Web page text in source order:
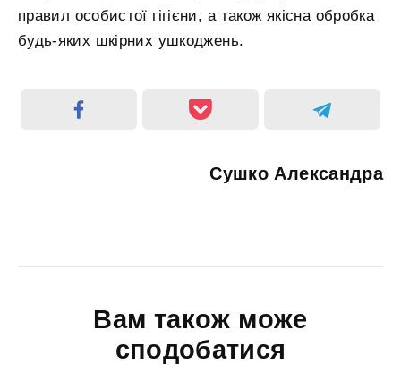
правил особистої гігієни, а також якісна обробка
будь-яких шкірних ушкоджень.
Сушко Александра
Вам також може
сподобатися